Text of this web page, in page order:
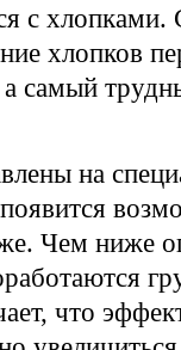
с хлопками.
хлопков
самый
на
Чем ниже
что